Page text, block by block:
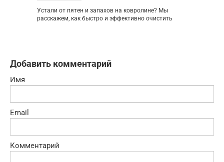
Устали от пятен и запахов на ковролине? Мы
расскажем, как быстро и эффективно очистить
Добавить комментарий
Имя
Email
Комментарий